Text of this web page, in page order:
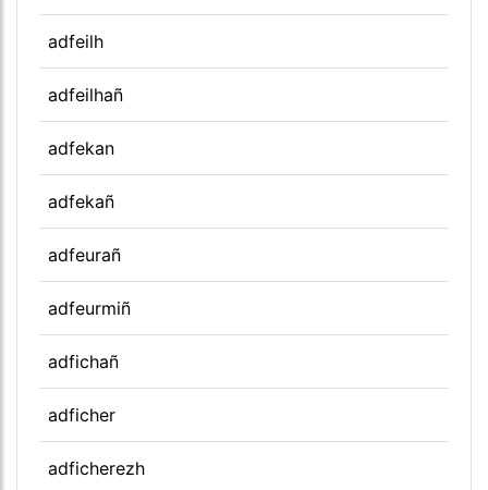
adfeilh
adfeilhañ
adfekan
adfekañ
adfeurañ
adfeurmiñ
adfichañ
adficher
adficherezh